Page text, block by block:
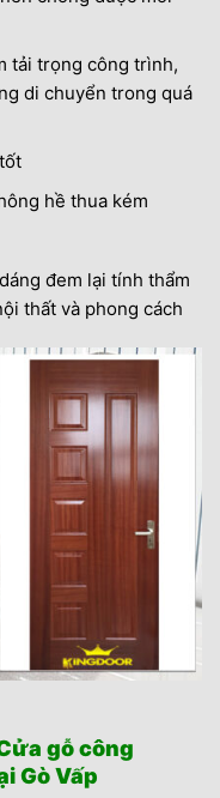
tải trọng công trình,
di chuyển trong quá
hề thua kém
đem lại tính thẩm
thất và phong cách
gỗ công
Gò Vấp